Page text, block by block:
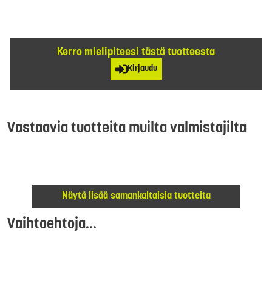
Kerro mielipiteesi tästä tuotteesta
Kirjaudu
Vastaavia tuotteita muilta valmistajilta
Näytä lisää samankaltaisia tuotteita
Vaihtoehtoja...